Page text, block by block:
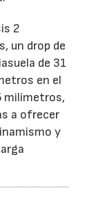
2
un drop de
de 31
en el
milímetros,
a ofrecer
y